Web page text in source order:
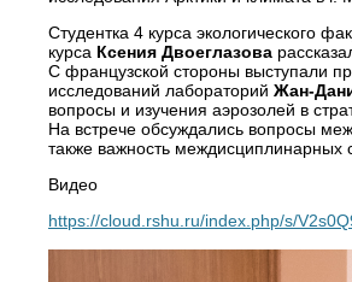
Студентка 4 курса экологического
курса Ксения Двоеглазова
С французской стороны выступали
исследований лабораторий Жан-
вопросы и изучения аэрозолей в
На встрече обсуждались вопросы
также важность междисциплинарных
Видео
https://cloud.rshu.ru/index.php/s/